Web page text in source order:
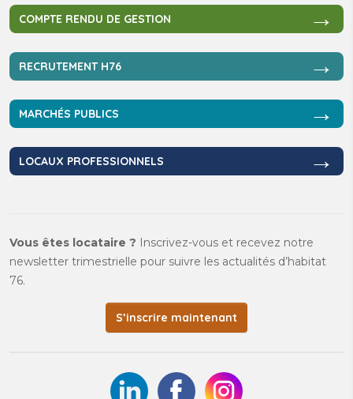
COMPTE RENDU DE GESTION →
RECRUTEMENT H76 →
MARCHÉS PUBLICS →
LOCAUX PROFESSIONNELS →
Vous êtes locataire ? Inscrivez-vous et recevez notre
newsletter trimestrielle pour suivre les actualités d’habitat
76.
S’inscrire maintenant